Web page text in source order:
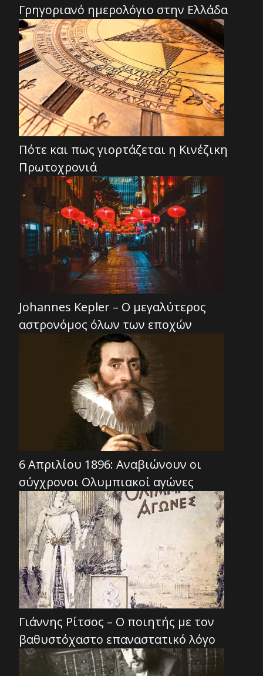
Γρηγοριανό ημερολόγιο στην Ελλάδα
Πότε και πως γιορτάζεται η Κινέζικη
Πρωτοχρονιά
Johannes Kepler – Ο μεγαλύτερος
αστρονόμος όλων των εποχών
6 Απριλίου 1896: Αναβιώνουν οι
σύγχρονοι Ολυμπιακοί αγώνες
Γιάννης Ρίτσος – Ο ποιητής με τον
βαθυστόχαστο επαναστατικό λόγο